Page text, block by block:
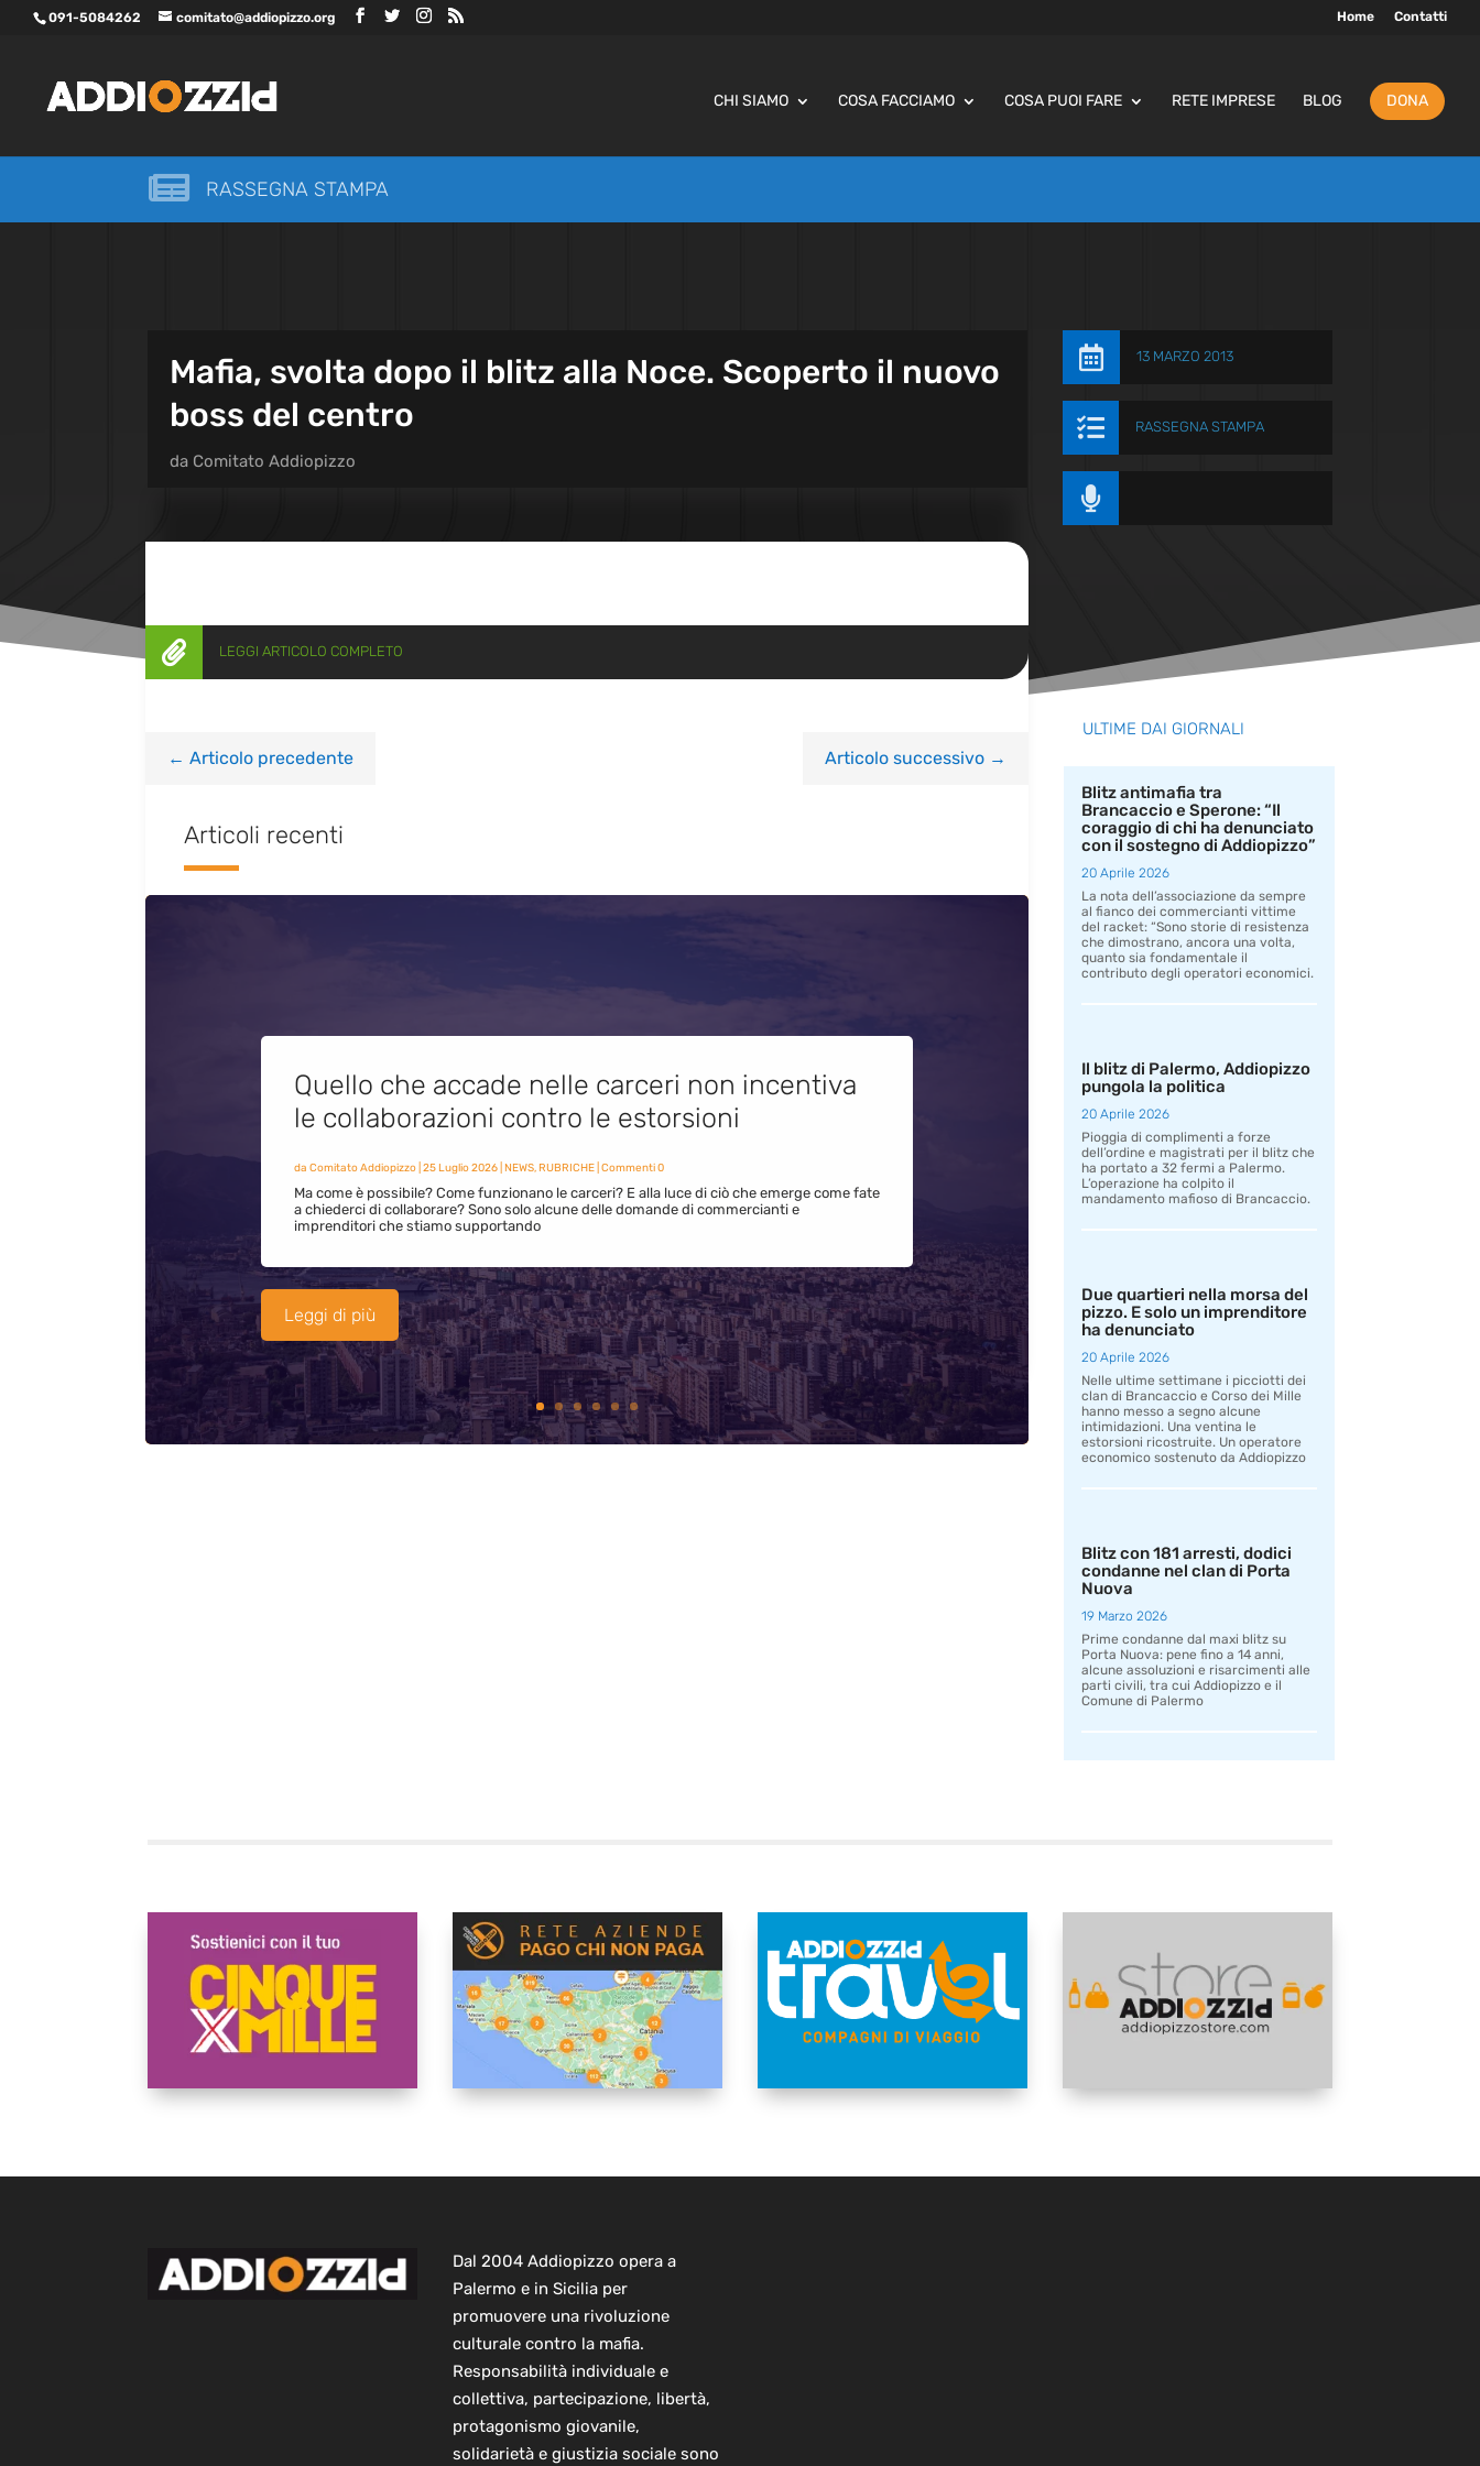
091-5084262 comitato@addiopizzo.org Home Contatti
CHI SIAMO COSA FACCIAMO COSA PUOI FARE RETE IMPRESE BLOG DONA
 RASSEGNA STAMPA
Mafia, svolta dopo il blitz alla Noce. Scoperto il nuovo
boss del centro
da Comitato Addiopizzo
 13 MARZO 2013
 RASSEGNA STAMPA

 LEGGI ARTICOLO COMPLETO
← Articolo precedente Articolo successivo→
Articoli recenti
Quello che accade nelle carceri non incentiva
le collaborazioni contro le estorsioni
da Comitato Addiopizzo| 25 Luglio 2026| NEWS,RUBRICHE| Commenti 0
Ma come è possibile? Come funzionano le carceri? E alla luce di ciò che emerge come fate
a chiederci di collaborare? Sono solo alcune delle domande di commercianti e
imprenditori che stiamo supportando
Leggi di più
ULTIME DAI GIORNALI
Blitz antimafia tra
Brancaccio e Sperone: “Il
coraggio di chi ha denunciato
con il sostegno di Addiopizzo”
20 Aprile 2026
La nota dell’associazione da sempre
al fianco dei commercianti vittime
del racket: “Sono storie di resistenza
che dimostrano, ancora una volta,
quanto sia fondamentale il
contributo degli operatori economici.
Il blitz di Palermo, Addiopizzo
pungola la politica
20 Aprile 2026
Pioggia di complimenti a forze
dell’ordine e magistrati per il blitz che
ha portato a 32 fermi a Palermo.
L’operazione ha colpito il
mandamento mafioso di Brancaccio.
Due quartieri nella morsa del
pizzo. E solo un imprenditore
ha denunciato
20 Aprile 2026
Nelle ultime settimane i picciotti dei
clan di Brancaccio e Corso dei Mille
hanno messo a segno alcune
intimidazioni. Una ventina le
estorsioni ricostruite. Un operatore
economico sostenuto da Addiopizzo
Blitz con 181 arresti, dodici
condanne nel clan di Porta
Nuova
19 Marzo 2026
Prime condanne dal maxi blitz su
Porta Nuova: pene fino a 14 anni,
alcune assoluzioni e risarcimenti alle
parti civili, tra cui Addiopizzo e il
Comune di Palermo
Dal 2004 Addiopizzo opera a
Palermo e in Sicilia per
promuovere una rivoluzione
culturale contro la mafia.
Responsabilità individuale e
collettiva, partecipazione, libertà,
protagonismo giovanile,
solidarietà e giustizia sociale sono